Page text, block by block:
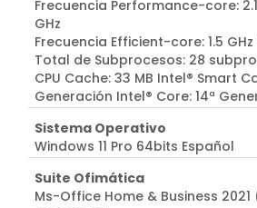
Frecuencia Performance-core:
GHz
Frecuencia Efficient-core: 1.5
Total de Subprocesos: 28
CPU Cache: 33 MB Intel® Smart
Generación Intel® Core: 14ª
Sistema Operativo
Windows 11 Pro 64bits Español
Suite Ofimática
Ms-Office Home & Business